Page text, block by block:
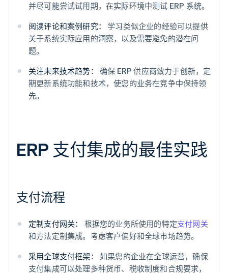
并尽可能尝试试用期，在实际环境中测试 ERP 系统。
阅读评论和案例研究：
学习类似企业的经验可以提供
关于系统实际应用的洞察，以及需要避免的潜在问
题。
关注未来技术趋势：
确保 ERP 供应商致力于创新，定
期更新系统功能和技术，使您的业务在竞争中保持领
先。
ERP 支付集成的最佳实践
支付流程
定制支付网关： 根据您的业务所使用的特定支付网关
和方法定制集成。考虑客户偏好和全球市场趋势。
采用全球支付框架：
如果您的企业在全球运营，确保
支付集成可以处理多种货币、税收制度和合规要求，